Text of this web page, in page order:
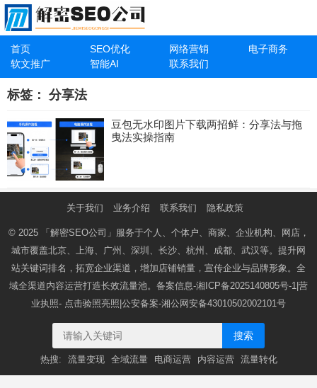
首页 SEO优化 网络营销
电子商务
软文推广
智能AI 联系我们
标签： 分享法
豆包无水印图片下载两招鲜：分享法与拖
曳法实操指南
关于我们 业务介绍 联系我们 隐私政策
© 2025 「解密SEO公司」 服务于个人、个体户、商家、企业机构、网店，
城市覆盖北京、上海、广州、深圳、长沙、杭州、成都、武汉等。提升网
站关键词排名，拓宽企业渠道，增加店铺销量，宣传企业与品牌形象。全
域全渠道内容运营打造长效流量池。备案信息-湘ICP备2025140805号-1 |营
业执照- 点击验照亮照 |公安备案-湘公网安备43010502002101号
搜索
热搜: 流量变现 全域流量 电商运营 内容运营 流量转化